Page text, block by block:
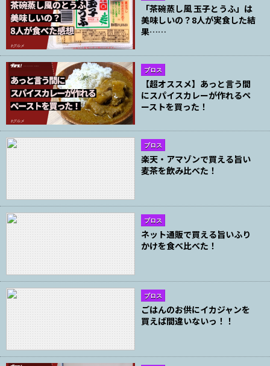
「茶碗蒸し風 玉子とうふ」は
美味しいの？8人が実食した結
果……
ブロス
【超オススメ】あっと言う間
にスパイスカレーが作れるペ
ーストを買った！
ブロス
楽天・アマゾンで買える旨い
麦茶を飲み比べた！
ブロス
ネット通販で買える旨いふり
かけを食べ比べた！
ブロス
ごはんのお供にイカジャンを
買えば間違いないっ！！